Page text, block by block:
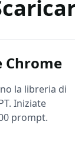
Chrome
la libreria di
Iniziate
prompt.